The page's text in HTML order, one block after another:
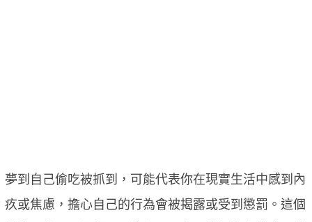
夢到自己偷吃被抓到，可能代表你在現實生活中感到內
疚或焦慮，擔心自己的行為會被揭露或受到懲罰。這個